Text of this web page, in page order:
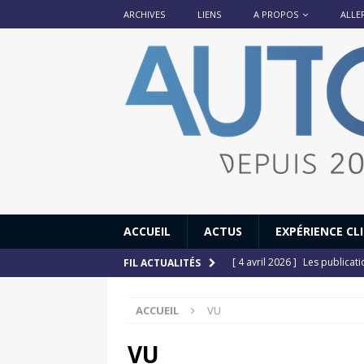
ARCHIVES LIENS A PROPOS
ACCUEIL ACTUS EXPÉRIENCE
FIL ACTUALITÉS [ 4 avril 2026 ] Les
ACCUEIL VU
VU